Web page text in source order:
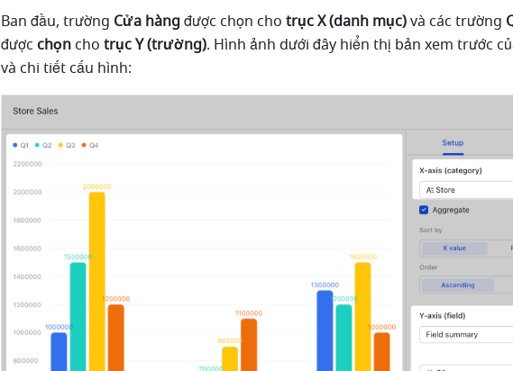
Ban đầu, trường Cửa hàng được chọn cho trục X (danh mục) và các trường
được chọn cho trục Y (trường). Hình ảnh dưới đây hiển thị bản xem trước
và chi tiết cấu hình: